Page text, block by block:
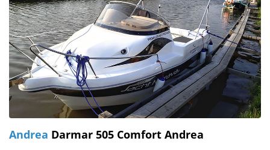
Andrea Darmar 505 Comfort Andrea